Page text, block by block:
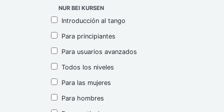
NUR BEI KURSEN
Introducción al tango
Para principiantes
Para usuarios avanzados
Todos los niveles
Para las mujeres
Para hombres